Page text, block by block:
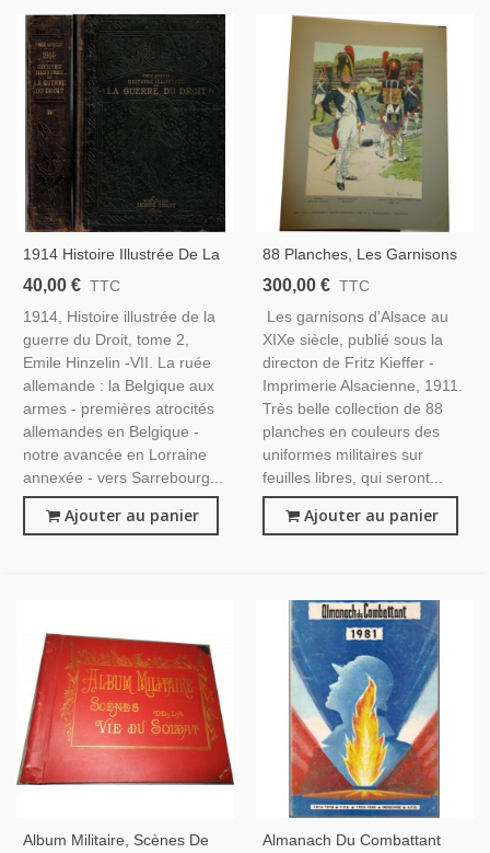
1914 Histoire Illustrée De La
Guerre Du Droit T2, Emile
1914-1918, Bataille De La
Marne, Guerre Mondiale
40,00 € TTC
1914, Histoire illustrée de la
guerre du Droit, tome 2,
Emile Hinzelin -VII. La ruée
allemande : la Belgique aux
armes - premières atrocités
allemandes en Belgique -
notre avancée en Lorraine
annexée - vers Sarrebourg...
Ajouter au panier
88 Planches, Les Garnisons
D'Alsace Au 19e Siècle, Fritz
Militaires , Gravures, Armée,
300,00 € TTC
Les garnisons d'Alsace au
XIXe siècle, publié sous la
directon de Fritz Kieffer -
Imprimerie Alsacienne, 1911.
Très belle collection de 88
planches en couleurs des
uniformes militaires sur
feuilles libres, qui seront...
Ajouter au panier
Album Militaire, Scènes De
Almanach Du Combattant